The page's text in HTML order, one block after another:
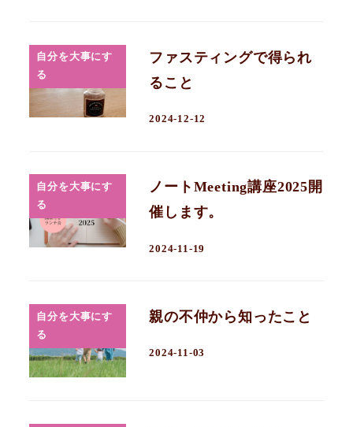
自分を大事にす
る
ファスティングで得られ
ること
2024-12-12
自分を大事にす
る
ノートMeeting講座2025開
催します。
2024-11-19
自分を大事にす
る
親の不仲から知ったこと
2024-11-03